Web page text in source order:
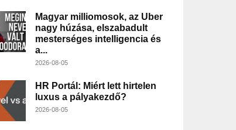
Magyar milliomosok, az Uber
nagy húzása, elszabadult
mesterséges intelligencia és
a...
2026-08-05
HR Portál: Miért lett hirtelen
luxus a pályakezdő?
2026-08-05